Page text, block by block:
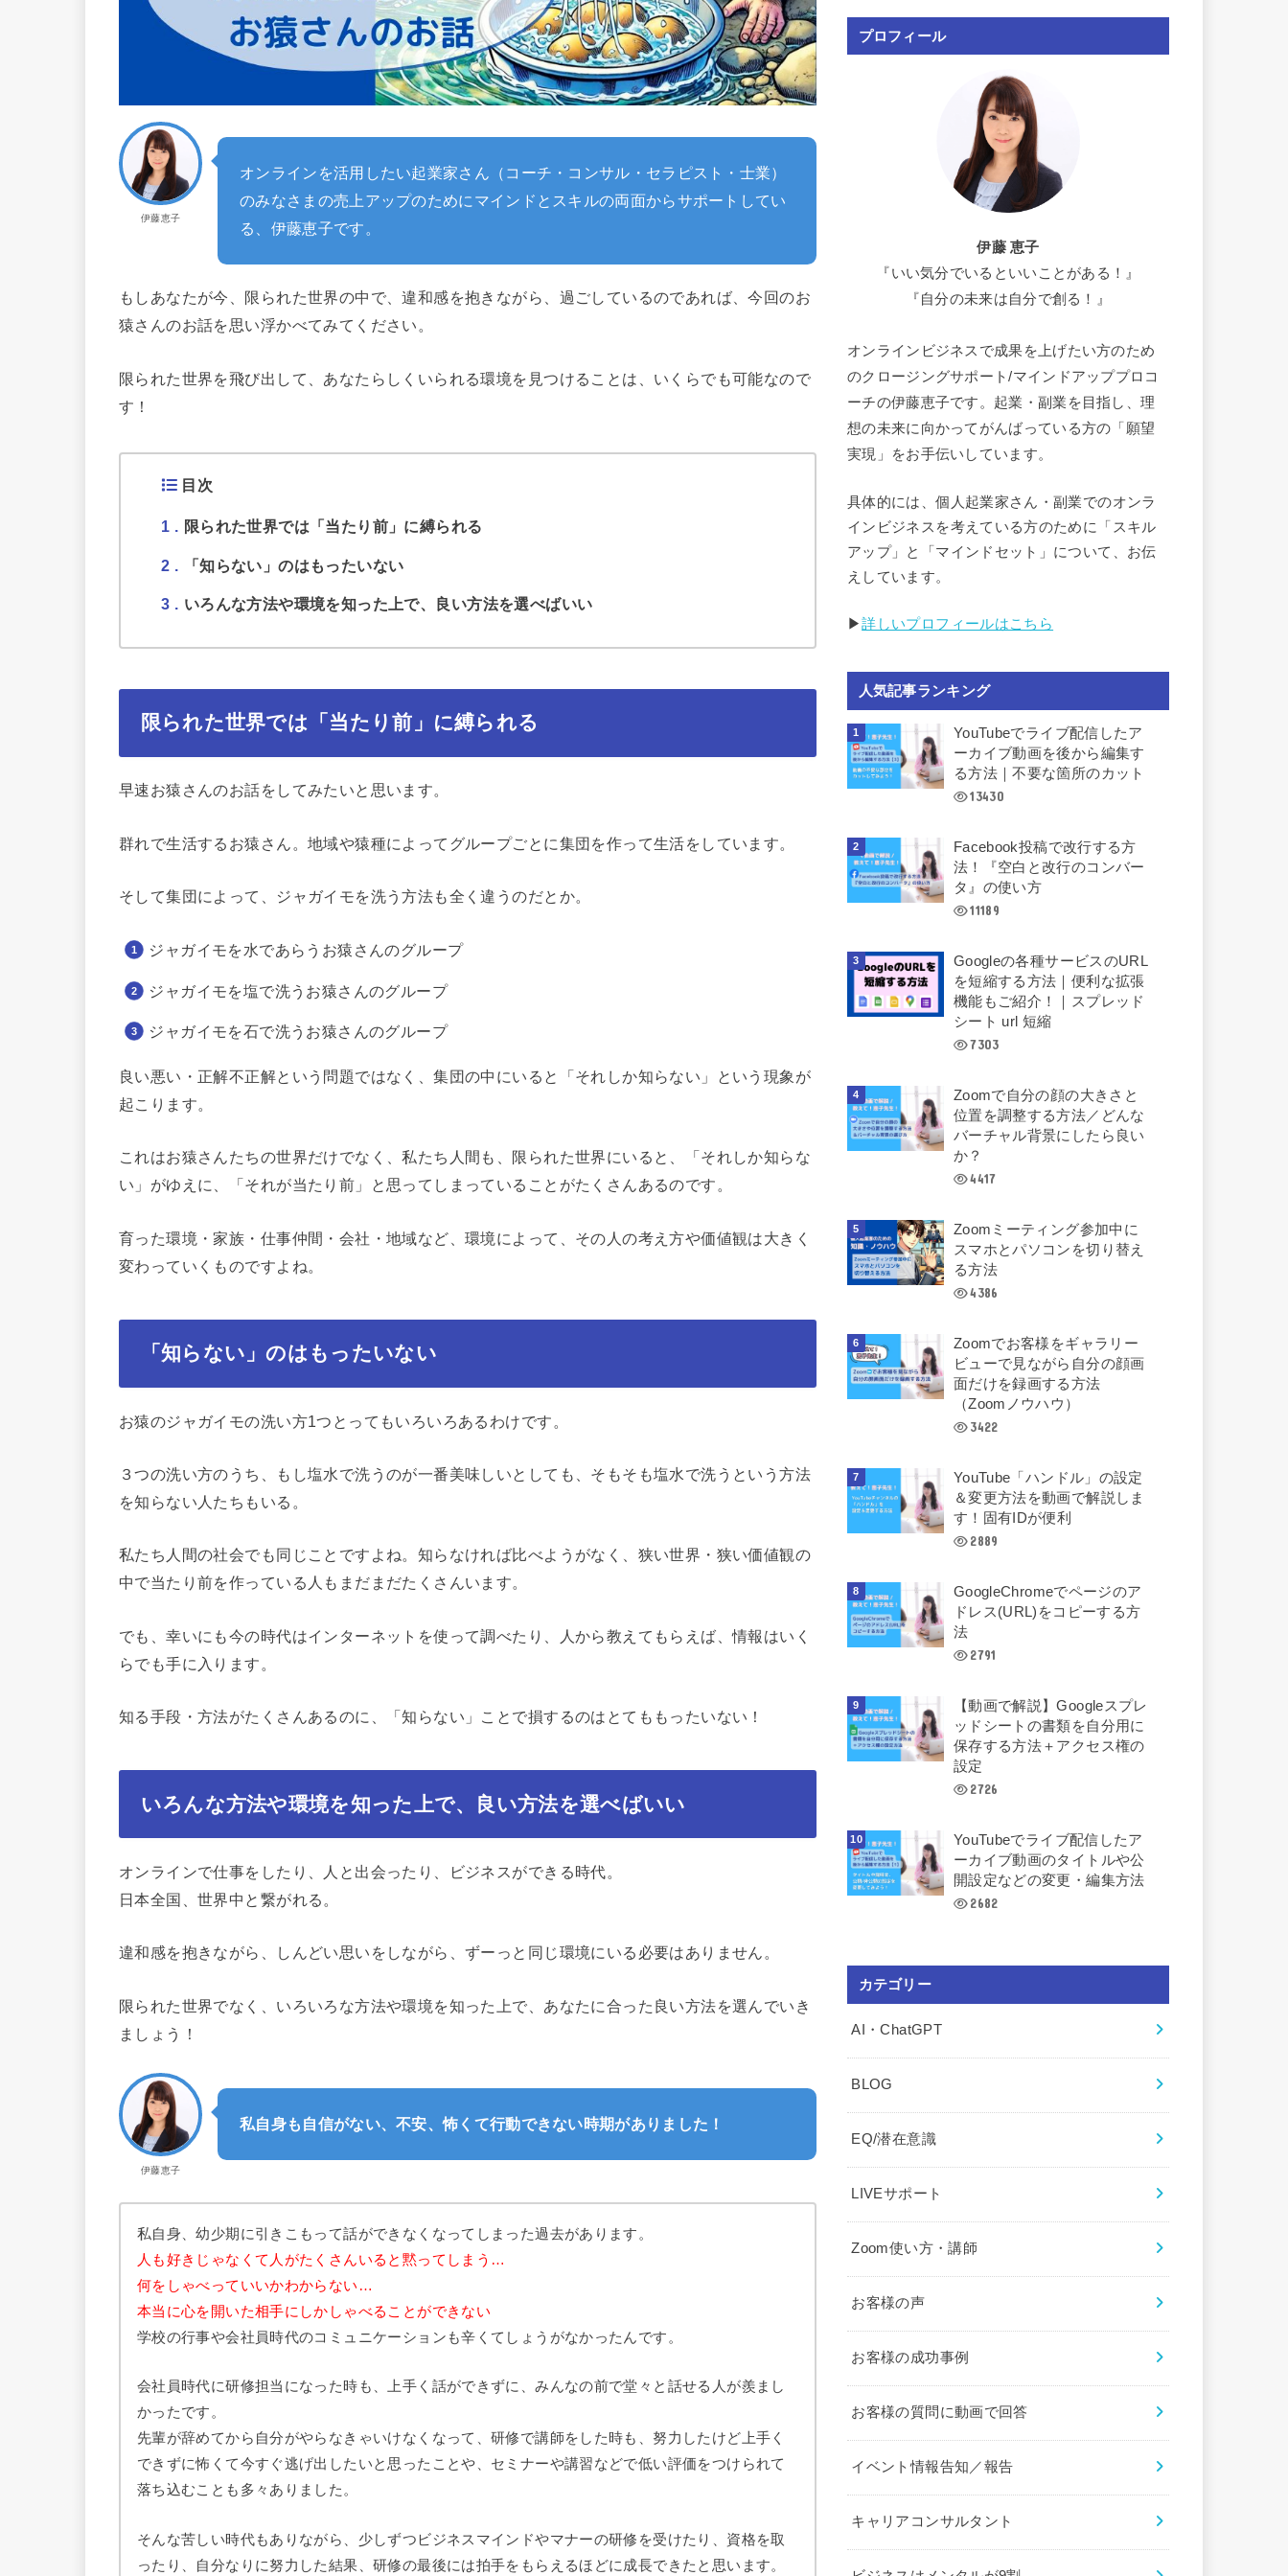
伊藤恵子
オンラインを活用したい起業家さん（コーチ・コンサル・セラピスト・士業）
のみなさまの売上アップのためにマインドとスキルの両面からサポートしてい
る、伊藤恵子です。
もしあなたが今、限られた世界の中で、違和感を抱きながら、過ごしているのであれば、今回のお
猿さんのお話を思い浮かべてみてください。
限られた世界を飛び出して、あなたらしくいられる環境を見つけることは、いくらでも可能なので
す！
目次
1 限られた世界では「当たり前」に縛られる
2 「知らない」のはもったいない
3 いろんな方法や環境を知った上で、良い方法を選べばいい
限られた世界では「当たり前」に縛られる
早速お猿さんのお話をしてみたいと思います。
群れで生活するお猿さん。地域や猿種によってグループごとに集団を作って生活をしています。
そして集団によって、ジャガイモを洗う方法も全く違うのだとか。
ジャガイモを水であらうお猿さんのグループ
ジャガイモを塩で洗うお猿さんのグループ
ジャガイモを石で洗うお猿さんのグループ
良い悪い・正解不正解という問題ではなく、集団の中にいると「それしか知らない」という現象が
起こります。
これはお猿さんたちの世界だけでなく、私たち人間も、限られた世界にいると、「それしか知らな
い」がゆえに、「それが当たり前」と思ってしまっていることがたくさんあるのです。
育った環境・家族・仕事仲間・会社・地域など、環境によって、その人の考え方や価値観は大きく
変わっていくものですよね。
「知らない」のはもったいない
お猿のジャガイモの洗い方1つとってもいろいろあるわけです。
３つの洗い方のうち、もし塩水で洗うのが一番美味しいとしても、そもそも塩水で洗うという方法
を知らない人たちもいる。
私たち人間の社会でも同じことですよね。知らなければ比べようがなく、狭い世界・狭い価値観の
中で当たり前を作っている人もまだまだたくさんいます。
でも、幸いにも今の時代はインターネットを使って調べたり、人から教えてもらえば、情報はいく
らでも手に入ります。
知る手段・方法がたくさんあるのに、「知らない」ことで損するのはとてももったいない！
いろんな方法や環境を知った上で、良い方法を選べばいい
オンラインで仕事をしたり、人と出会ったり、ビジネスができる時代。
日本全国、世界中と繋がれる。
違和感を抱きながら、しんどい思いをしながら、ずーっと同じ環境にいる必要はありません。
限られた世界でなく、いろいろな方法や環境を知った上で、あなたに合った良い方法を選んでいき
ましょう！
伊藤恵子
私自身も自信がない、不安、怖くて行動できない時期がありました！
私自身、幼少期に引きこもって話ができなくなってしまった過去があります。
人も好きじゃなくて人がたくさんいると黙ってしまう…
何をしゃべっていいかわからない…
本当に心を開いた相手にしかしゃべることができない
学校の行事や会社員時代のコミュニケーションも辛くてしょうがなかったんです。
会社員時代に研修担当になった時も、上手く話ができずに、みんなの前で堂々と話せる人が羨まし
かったです。
先輩が辞めてから自分がやらなきゃいけなくなって、研修で講師をした時も、努力したけど上手く
できずに怖くて今すぐ逃げ出したいと思ったことや、セミナーや講習などで低い評価をつけられて
落ち込むことも多々ありました。
そんな苦しい時代もありながら、少しずつビジネスマインドやマナーの研修を受けたり、資格を取
ったり、自分なりに努力した結果、研修の最後には拍手をもらえるほどに成長できたと思います。
プロフィール
伊藤 恵子
『いい気分でいるといいことがある！』
『自分の未来は自分で創る！』
オンラインビジネスで成果を上げたい方のため
のクロージングサポート/マインドアッププロコ
ーチの伊藤恵子です。起業・副業を目指し、理
想の未来に向かってがんばっている方の「願望
実現」をお手伝いしています。
具体的には、個人起業家さん・副業でのオンラ
インビジネスを考えている方のために「スキル
アップ」と「マインドセット」について、お伝
えしています。
▶︎詳しいプロフィールはこちら
人気記事ランキング
YouTubeでライブ配信したア
ーカイブ動画を後から編集す
る方法｜不要な箇所のカット
13430
Facebook投稿で改行する方
法！『空白と改行のコンバー
タ』の使い方
11189
Googleの各種サービスのURL
を短縮する方法｜便利な拡張
機能もご紹介！｜スプレッド
シート url 短縮
7303
Zoomで自分の顔の大きさと
位置を調整する方法／どんな
バーチャル背景にしたら良い
か？
4417
Zoomミーティング参加中に
スマホとパソコンを切り替え
る方法
4386
Zoomでお客様をギャラリー
ビューで見ながら自分の顔画
面だけを録画する方法
（Zoomノウハウ）
3422
YouTube「ハンドル」の設定
＆変更方法を動画で解説しま
す！固有IDが便利
2889
GoogleChromeでページのア
ドレス(URL)をコピーする方
法
2791
【動画で解説】Googleスプレ
ッドシートの書類を自分用に
保存する方法＋アクセス権の
設定
2726
YouTubeでライブ配信したア
ーカイブ動画のタイトルや公
開設定などの変更・編集方法
2682
カテゴリー
AI・ChatGPT
BLOG
EQ/潜在意識
LIVEサポート
Zoom使い方・講師
お客様の声
お客様の成功事例
お客様の質問に動画で回答
イベント情報告知／報告
キャリアコンサルタント